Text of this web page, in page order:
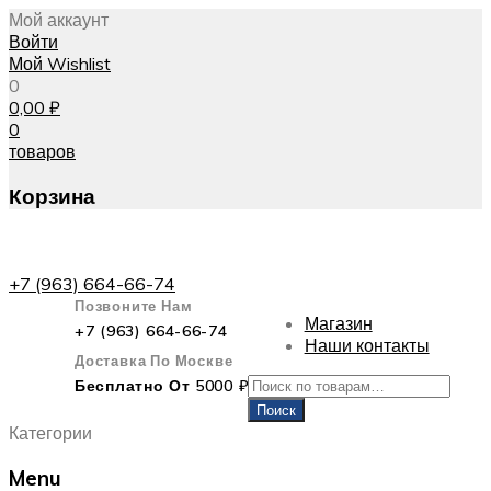
Мой аккаунт
Войти
Мой Wishlist
0
0,00 ₽
0
товаров
Корзина
+7 (963) 664-66-74
Позвоните Нам
+7 (963) 664-66-74
Доставка По Москве
Бесплатно От 5000 ₽
Магазин
Наши контакты
Искать:
Поиск
Категории
Menu